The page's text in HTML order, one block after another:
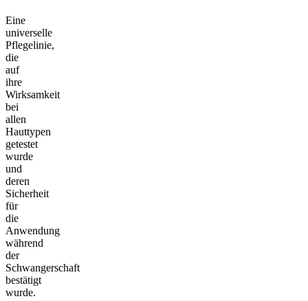
Eine
universelle
Pflegelinie,
die
auf
ihre
Wirksamkeit
bei
allen
Hauttypen
getestet
wurde
und
deren
Sicherheit
für
die
Anwendung
während
der
Schwangerschaft
bestätigt
wurde.